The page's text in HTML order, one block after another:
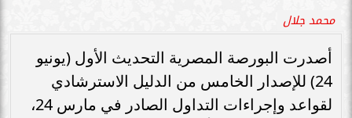
محمد جلال
أصدرت البورصة المصرية التحديث الأول (يونيو
24) للإصدار الخامس من الدليل الاسترشادي
لقواعد وإجراءات التداول الصادر في مارس 24،